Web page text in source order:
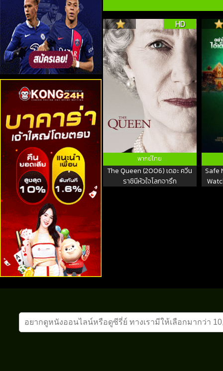
HD
พากย์ไทย
The Queen (2006) เดอะ ควีน
ราชินีหัวใจโลกจารึก
Safe